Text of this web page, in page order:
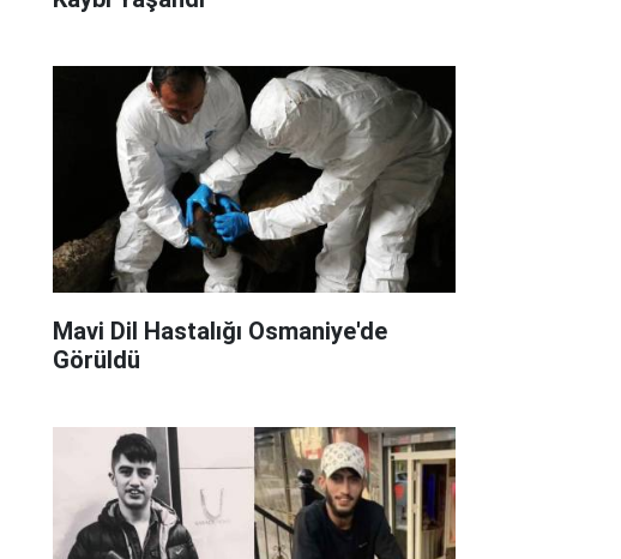
Mavi Dil Hastalığı Osmaniye'de
Görüldü